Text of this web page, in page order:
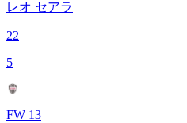
レオ セアラ
22
5
FW 13